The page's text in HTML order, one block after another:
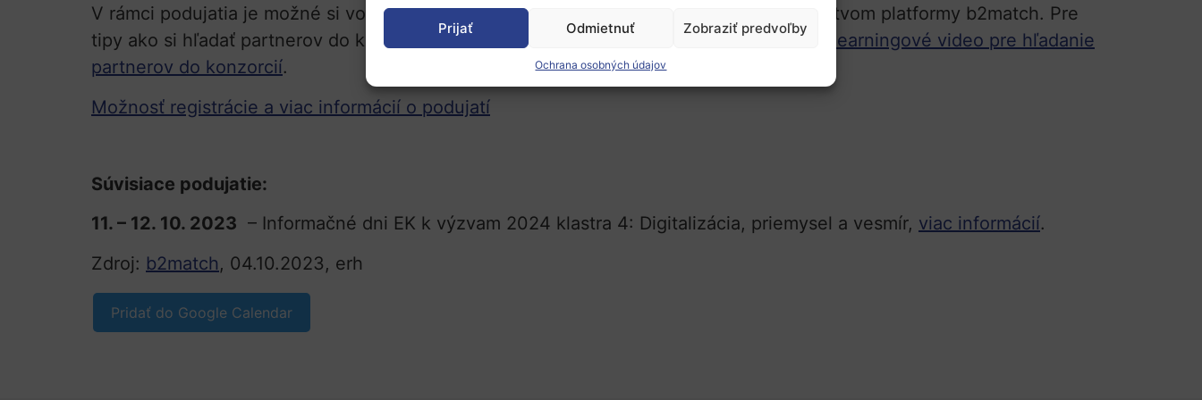
Prijať Odmietnuť Zobraziť predvoľby
Ochrana osobných údajov
V rámci podujatia je možné si vopred dohodnúť online Face2Face stretnutia prostredníctvom platformy b2match. Pre
tipy ako si hľadať partnerov do konzorcia a pripraviť pitch prezentáciu si pozrite naše
E-learningové video pre hľadanie
partnerov do konzorcií.
Možnosť registrácie a viac informácií o podujatí
Súvisiace podujatie:
11. – 12. 10. 2023 – Informačné dni EK k výzvam 2024 klastra 4: Digitalizácia, priemysel a vesmír, viac informácií.
Zdroj: b2match, 04.10.2023, erh
Pridať do Google Calendar